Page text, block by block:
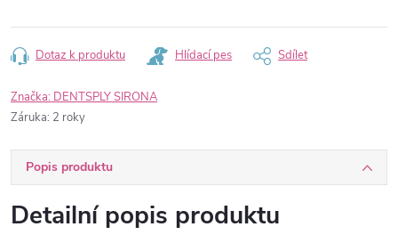
Dotaz k produktu Hlídací pes Sdílet
Značka: DENTSPLY SIRONA
Záruka: 2 roky
Popis produktu
Detailní popis produktu